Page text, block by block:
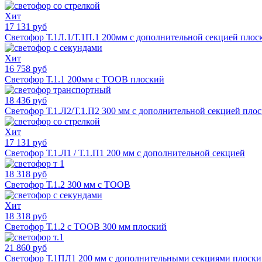
Хит
17 131 руб
Светофор Т.1Л.1/Т.1П.1 200мм с дополнительной секцией
Хит
16 758 руб
Светофор Т.1.1 200мм с ТООВ плоский
18 436 руб
Светофор Т.1.Л2/Т.1.П2 300 мм с дополнительной секцией
Хит
17 131 руб
Светофор Т.1.Л1 / Т.1.П1 200 мм с дополнительной секцией
18 318 руб
Светофор Т.1.2 300 мм с ТООВ
Хит
18 318 руб
Светофор Т.1.2 с ТООВ 300 мм плоский
21 860 руб
Светофор Т.1ПЛ1 200 мм с дополнительными секциями